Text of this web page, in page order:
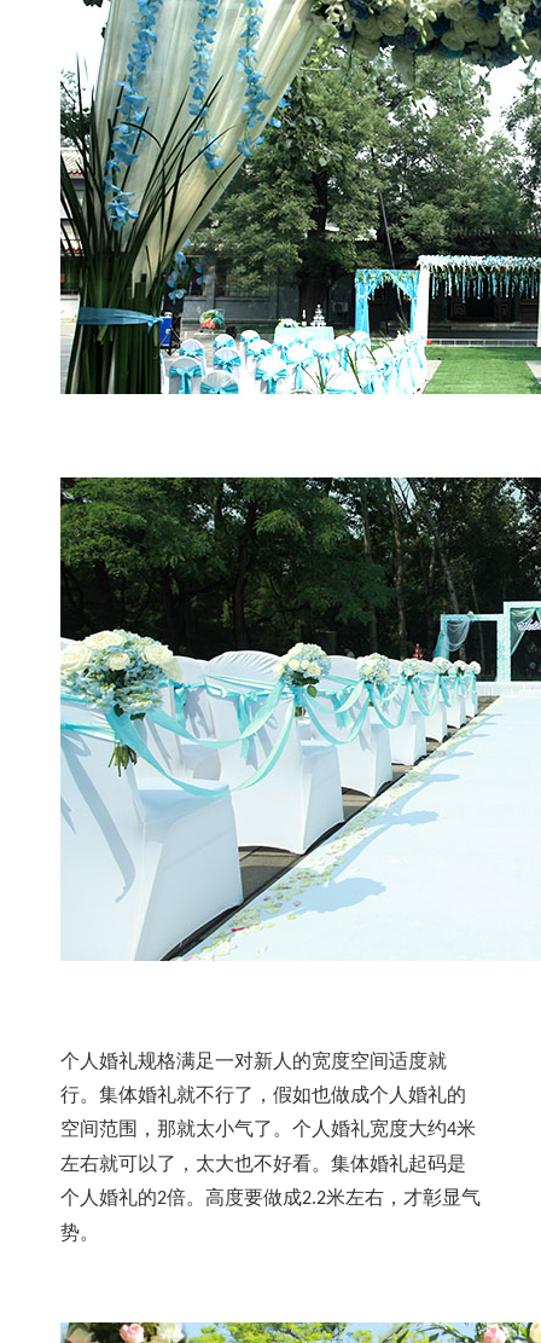
个人婚礼规格满足一对新人的宽度空间适度就
行。集体婚礼就不行了，假如也做成个人婚礼的
空间范围，那就太小气了。个人婚礼宽度大约4米
左右就可以了，太大也不好看。集体婚礼起码是
个人婚礼的2倍。高度要做成2.2米左右，才彰显气
势。